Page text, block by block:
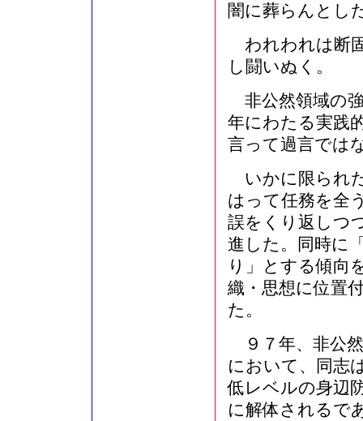
闇に葬らんとし
われわれは断
し闘いぬく。
非公然領域の
年にわたる実践
言って過言では
いかに限られ
はって任務を全
誤をくり返しつ
進した。同時に
り」とする傾向
織・思想に位置
た。
９７年、非公
において、同志
低レベルの身辺
に解体されるで